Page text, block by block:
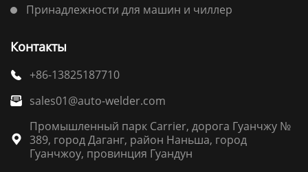
Принадлежности для машин и чиллер
Контакты
 +86-13825187710
 sales01@auto-welder.com

Промышленный парк Carrier, дорога Гуанчжу №
389, город Даганг, район Наньша, город
Гуанчжоу, провинция Гуандун